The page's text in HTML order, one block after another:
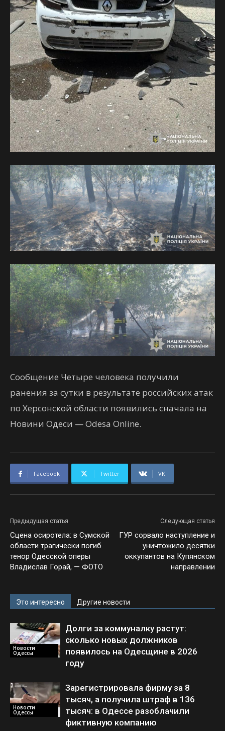
Сообщение Четыре человека получили
ранения за сутки в результате российских атак
по Херсонской области появились сначала на
Новини Одеси — Odesa Online.
Facebook Twitter VK
Предыдущая статья
Сцена осиротела: в Сумской
области трагически погиб
тенор Одесской оперы
Владислав Горай, — ФОТО
Следующая статья
ГУР сорвало наступление и
уничтожило десятки
оккупантов на Купянском
направлении
Это интересно Другие новости
Новости
Одессы
Долги за коммуналку растут:
сколько новых должников
появилось на Одесщине в 2026
году
Новости
Одессы
Зарегистрировала фирму за 8
тысяч, а получила штраф в 136
тысяч: в Одессе разоблачили
фиктивную компанию